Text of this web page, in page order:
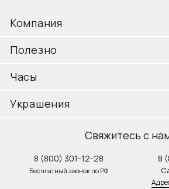
Компания
Полезно
Часы
Украшения
Свяжитесь с
8 (800) 301-12-28
Бесплатный звонок по РФ
8